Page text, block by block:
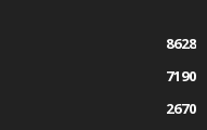
8628
7190
2670